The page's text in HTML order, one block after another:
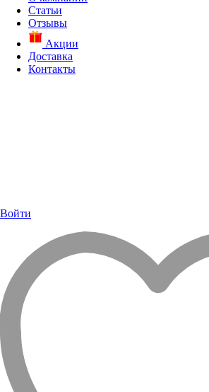
Статьи
Отзывы
Акции
Доставка
Контакты
Войти